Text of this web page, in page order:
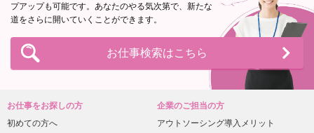
プアップも可能です。あなたのやる気次第で、新たな
道をさらに開いていくことができます。
お仕事検索はこちら
お仕事をお探しの方
初めての方へ
企業のご担当の方
アウトソーシング導入メリット